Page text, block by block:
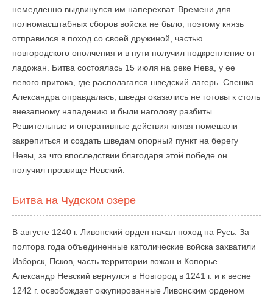
немедленно выдвинулся им наперехват. Времени для
полномасштабных сборов войска не было, поэтому князь
отправился в поход со своей дружиной, частью
новгородского ополчения и в пути получил подкрепление от
ладожан. Битва состоялась 15 июля на реке Нева, у ее
левого притока, где располагался шведский лагерь. Спешка
Александра оправдалась, шведы оказались не готовы к столь
внезапному нападению и были наголову разбиты.
Решительные и оперативные действия князя помешали
закрепиться и создать шведам опорный пункт на берегу
Невы, за что впоследствии благодаря этой победе он
получил прозвище Невский.
Битва на Чудском озере
В августе 1240 г. Ливонский орден начал поход на Русь. За
полтора года объединенные католические войска захватили
Изборск, Псков, часть территории вожан и Копорье.
Александр Невский вернулся в Новгород в 1241 г. и к весне
1242 г. освобождает оккупированные Ливонским орденом